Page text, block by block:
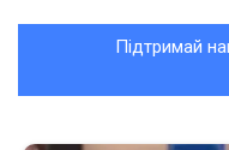
Підтримай